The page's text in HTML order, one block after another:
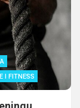
I FITNESS